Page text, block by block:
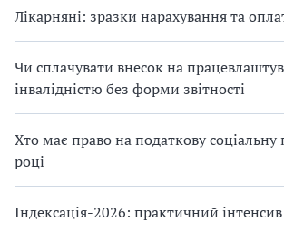
Лікарняні: зразки нарахування та
Чи сплачувати внесок на
інвалідністю без форми звітності
Хто має право на податкову соціальну
році
Індексація-2026: практичний інтенсив